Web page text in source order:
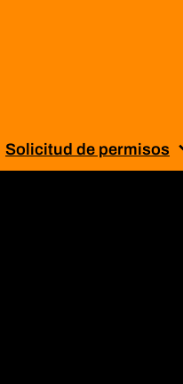
para “Sobre
el submenú para
Solicitud de permisos